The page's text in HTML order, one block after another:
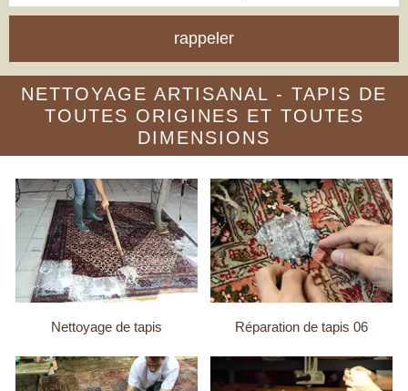
NETTOYAGE ARTISANAL - TAPIS DE
TOUTES ORIGINES ET TOUTES
DIMENSIONS
Nettoyage de tapis Réparation de tapis 06